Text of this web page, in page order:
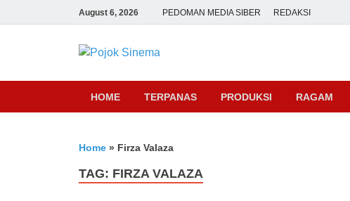
August 6, 2026 PEDOMAN MEDIA SIBER REDAKSI
Pojok Sinema
HOME TERPANAS PRODUKSI RAGAM
Home » Firza Valaza
TAG: FIRZA VALAZA